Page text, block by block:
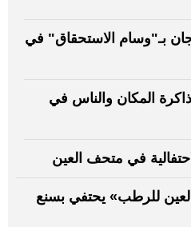
بـ"وسام الاستحقاق" في
المكان والناس في
للرطب» يحتفي بسنع